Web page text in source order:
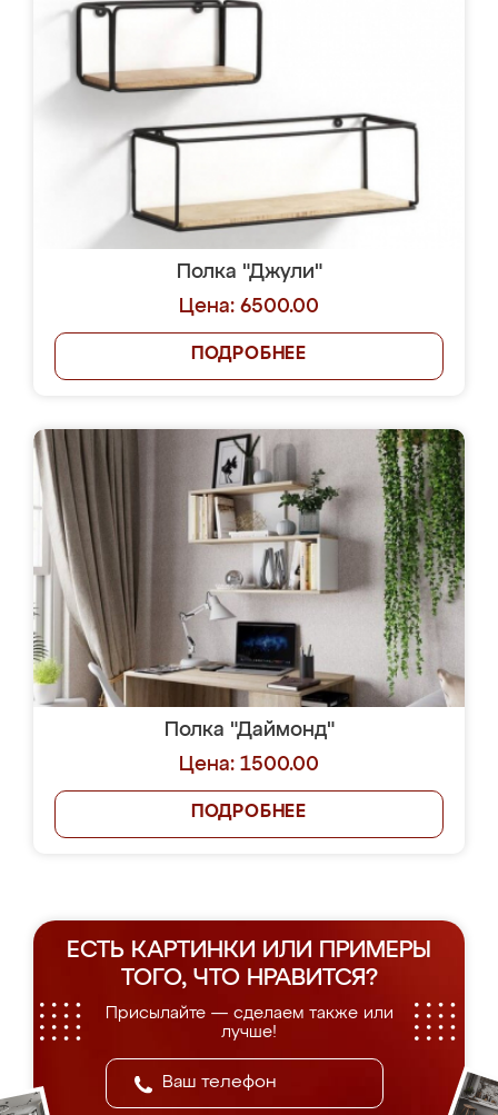
Полка "Джули"
Цена: 6500.00
ПОДРОБНЕЕ
Полка "Даймонд"
Цена: 1500.00
ПОДРОБНЕЕ
ЕСТЬ КАРТИНКИ ИЛИ ПРИМЕРЫ
ТОГО, ЧТО НРАВИТСЯ?
Присылайте — сделаем также или
лучше!